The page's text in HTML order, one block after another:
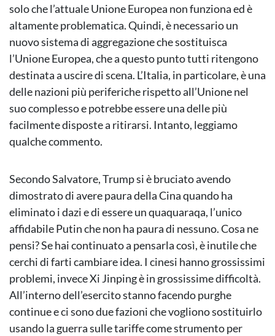
solo che l’attuale Unione Europea non funziona ed è
altamente problematica. Quindi, è necessario un
nuovo sistema di aggregazione che sostituisca
l’Unione Europea, che a questo punto tutti ritengono
destinata a uscire di scena. L’Italia, in particolare, è una
delle nazioni più periferiche rispetto all’Unione nel
suo complesso e potrebbe essere una delle più
facilmente disposte a ritirarsi. Intanto, leggiamo
qualche commento.
Secondo Salvatore, Trump si è bruciato avendo
dimostrato di avere paura della Cina quando ha
eliminato i dazi e di essere un quaquaraqa, l’unico
affidabile Putin che non ha paura di nessuno. Cosa ne
pensi? Se hai continuato a pensarla così, è inutile che
cerchi di farti cambiare idea. I cinesi hanno grossissimi
problemi, invece Xi Jinping è in grossissime difficoltà.
All’interno dell’esercito stanno facendo purghe
continue e ci sono due fazioni che vogliono sostituirlo
usando la guerra sulle tariffe come strumento per